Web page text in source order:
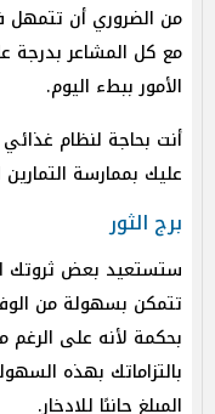
من الضروري أن تتمهل
مع كل المشاعر بدرجة
الأمور ببطء اليوم.
أنت بحاجة لنظام
عليك بممارسة
برج الثور
ستستعيد بعض ثروتك
تتمكن بسهولة من
بحكمة لأنه على الرغم
بالتزاماتك بهذه
المبلغ جانبًا للادخار.